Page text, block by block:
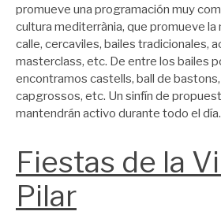
promueve una programación muy
cultura mediterrània, que promueve la
calle, cercaviles, bailes tradicionales,
masterclass, etc. De entre los bailes
encontramos castells, ball de
capgrossos, etc. Un sinfín de
mantendrán activo durante todo el día.
Fiestas de la
Pilar